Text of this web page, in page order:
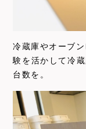
冷蔵庫やオーブ
験を活かして冷
台数を。